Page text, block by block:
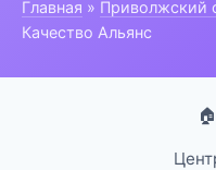
Главная » Приволжский
Качество Альянс